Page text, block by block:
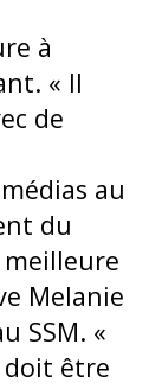
à
« Il
de
au
du
Melanie
SSM. «
être